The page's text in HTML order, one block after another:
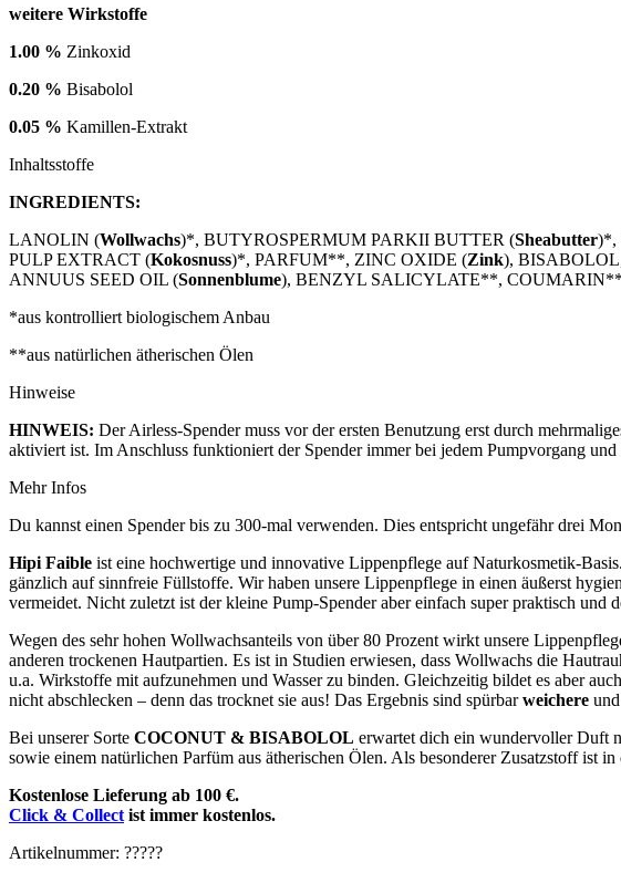
weitere Wirkstoffe
1.00 % Zinkoxid
0.20 % Bisabolol
0.05 % Kamillen-Extrakt
Inhaltsstoffe
INGREDIENTS:
LANOLIN (Wollwachs)*, BUTYROSPERMUM PARKII BUTTER (Sheabutter)*,
PULP EXTRACT (Kokosnuss)*, PARFUM**, ZINC OXIDE (Zink),
ANNUUS SEED OIL (Sonnenblume), BENZYL SALICYLATE**, COUMARIN**
*aus kontrolliert biologischem Anbau
**aus natürlichen ätherischen Ölen
Hinweise
HINWEIS: Der Airless-Spender muss vor der ersten Benutzung erst durch
aktiviert ist. Im Anschluss funktioniert der Spender immer bei jedem Pumpvorgang
Mehr Infos
Du kannst einen Spender bis zu 300-mal verwenden. Dies entspricht ungefähr drei
Hipi Faible ist eine hochwertige und innovative Lippenpflege auf Naturkosmetik-
gänzlich auf sinnfreie Füllstoffe. Wir haben unsere Lippenpflege in einen äußerst
vermeidet. Nicht zuletzt ist der kleine Pump-Spender aber einfach super praktisch
Wegen des sehr hohen Wollwachsanteils von über 80 Prozent wirkt unsere
anderen trockenen Hautpartien. Es ist in Studien erwiesen, dass Wollwachs die
u.a. Wirkstoffe mit aufzunehmen und Wasser zu binden. Gleichzeitig bildet es aber
nicht abschlecken – denn das trocknet sie aus! Das Ergebnis sind spürbarweichere und
Bei unserer Sorte COCONUT & BISABOLOL erwartet dich ein wundervoller Duft
sowie einem natürlichen Parfüm aus ätherischen Ölen. Als besonderer Zusatzstoff ist
Kostenlose Lieferung ab 100 €.
Click & Collect ist immer kostenlos.
Artikelnummer: ?????